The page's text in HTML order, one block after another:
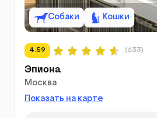
Собаки Кошки
4.59 (633)
Эпиона
Москва
Показать на карте